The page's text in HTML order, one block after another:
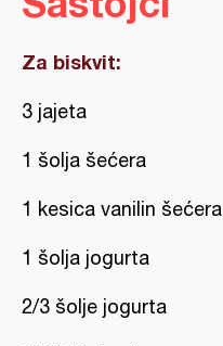
Za biskvit:
3 jajeta
1 šolja šećera
1 kesica vanilin šećera
1 šolja jogurta
2/3 šolje jogurta